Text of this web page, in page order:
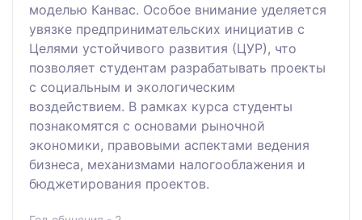
моделью Канвас. Особое внимание уделяется
увязке предпринимательских инициатив с
Целями устойчивого развития (ЦУР), что
позволяет студентам разрабатывать проекты
с социальным и экологическим
воздействием. В рамках курса студенты
познакомятся с основами рыночной
экономики, правовыми аспектами ведения
бизнеса, механизмами налогооблажения и
бюджетирования проектов.